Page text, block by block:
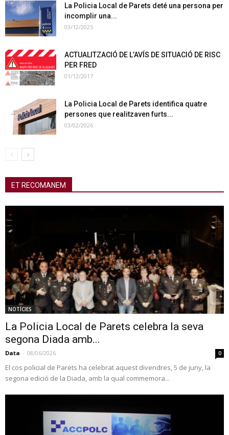
La Policia Local de Parets deté una persona per
incomplir una...
03/12/2025
ACTUALITZACIÓ DE L’AVÍS DE SITUACIÓ DE RISC
PER FRED
01/12/2017
La Policia Local de Parets identifica quatre
persones que realitzaven furts...
03/02/2026
ET RECOMANEM
NOTÍCIES
La Policia Local de Parets celebra la seva
segona Diada amb...
Data - 08/06/2026 0
El cos policial de Parets ha celebrat aquest divendres, 5 de juny, la
segona edició de la Diada, amb la qual commemora...